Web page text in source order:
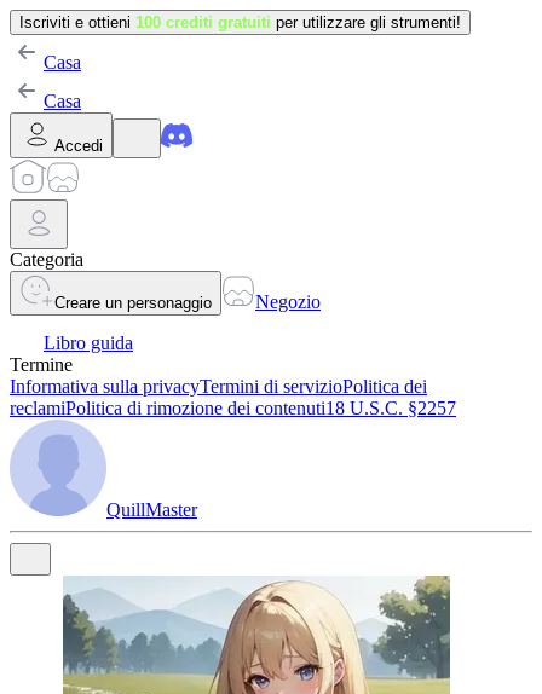
Iscriviti e ottieni 100 crediti gratuiti per utilizzare gli strumenti!
Casa
Casa
Accedi
Categoria
Creare un personaggio
Negozio
Libro guida
Termine
Informativa sulla privacyTermini di servizioPolitica dei
reclamiPolitica di rimozione dei contenuti18 U.S.C. §2257
QuillMaster